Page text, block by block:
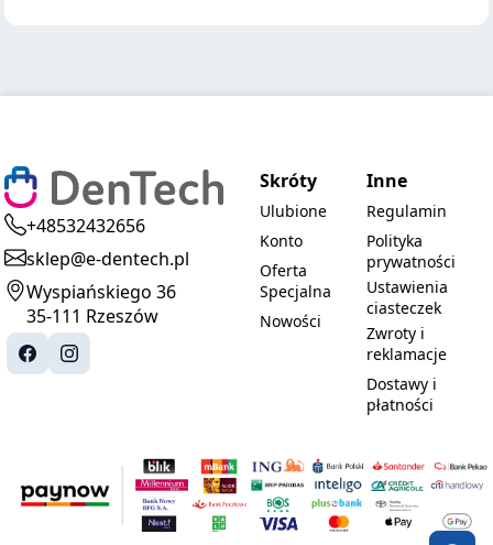
+48532432656
sklep@e-dentech.pl
Wyspiańskiego 36
35-111 Rzeszów
Skróty
Ulubione
Konto
Oferta
Specjalna
Nowości
Inne
Regulamin
Polityka
prywatności
Ustawienia
ciasteczek
Zwroty i
reklamacje
Dostawy i
płatności